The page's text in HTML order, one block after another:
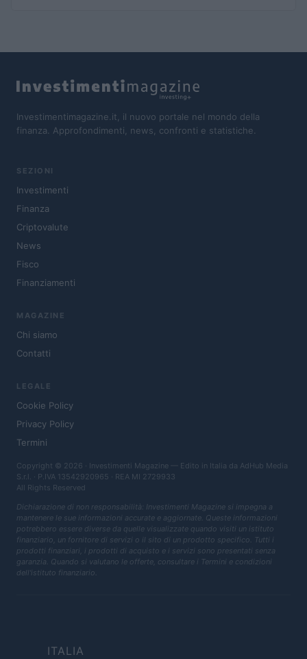
Investimentimagazine.it, il nuovo portale nel mondo della
finanza. Approfondimenti, news, confronti e statistiche.
SEZIONI
Investimenti
Finanza
Criptovalute
News
Fisco
Finanziamenti
MAGAZINE
Chi siamo
Contatti
LEGALE
Cookie Policy
Privacy Policy
Termini
Copyright © 2026 · Investimenti Magazine — Edito in Italia da AdHub Media
S.r.l. · P.IVA 13542920965 · REA MI 2729933
All Rights Reserved
Dichiarazione di non responsabilità: Investimenti Magazine si impegna a
mantenere le sue informazioni accurate e aggiornate. Queste informazioni
potrebbero essere diverse da quelle visualizzate quando visiti un istituto
finanziario, un fornitore di servizi o il sito di un prodotto specifico. Tutti i
prodotti finanziari, i prodotti di acquisto e i servizi sono presentati senza
garanzia. Quando si valutano le offerte, consultare i Termini e condizioni
dell'istituto finanziario.
ITALIA